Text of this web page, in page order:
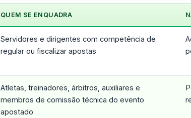
QUEM SE ENQUADRA
Servidores e dirigentes com competência de
regular ou fiscalizar apostas
Atletas, treinadores, árbitros, auxiliares e
membros de comissão técnica do evento
apostado